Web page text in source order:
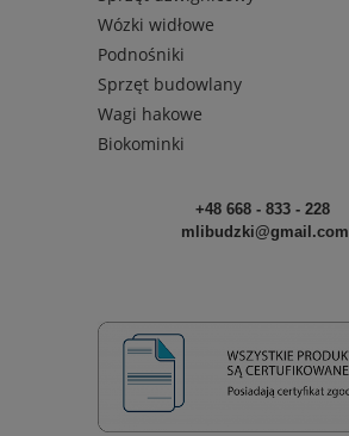
Wózki widłowe
Podnośniki
Sprzęt budowlany
Wagi hakowe
Biokominki
+48 668 - 833 - 228
mlibudzki@gmail.com